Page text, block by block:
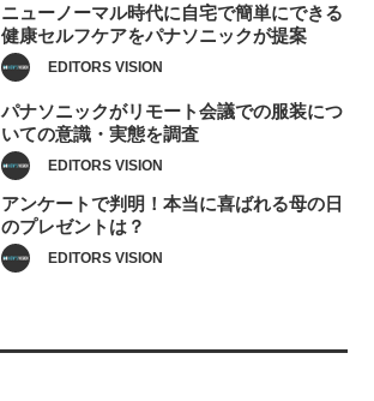
ニューノーマル時代に自宅で簡単にできる
健康セルフケアをパナソニックが提案
EDITORS VISION
パナソニックがリモート会議での服装につ
いての意識・実態を調査
EDITORS VISION
アンケートで判明！本当に喜ばれる母の日
のプレゼントは？
EDITORS VISION